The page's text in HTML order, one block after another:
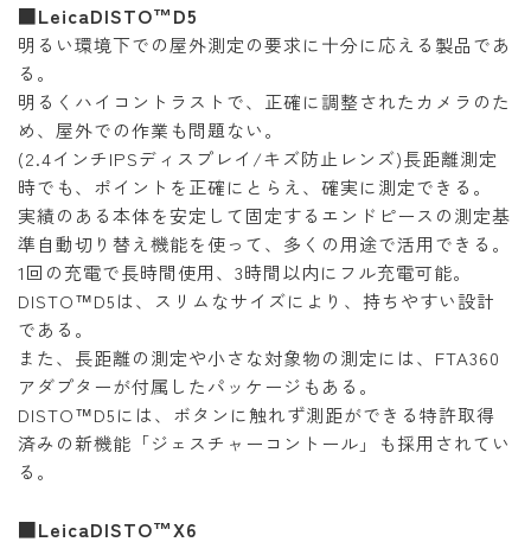
■LeicaDISTO™D5
明るい環境下での屋外測定の要求に十分に応える製品であ
る。
明るくハイコントラストで、正確に調整されたカメラのた
め、屋外での作業も問題ない。
(2.4インチIPSディスプレイ/キズ防止レンズ)長距離測定
時でも、ポイントを正確にとらえ、確実に測定できる。
実績のある本体を安定して固定するエンドピースの測定基
準自動切り替え機能を使って、多くの用途で活用できる。
1回の充電で長時間使用、3時間以内にフル充電可能。
DISTO™D5は、スリムなサイズにより、持ちやすい設計
である。
また、長距離の測定や小さな対象物の測定には、FTA360
アダプターが付属したパッケージもある。
DISTO™D5には、ボタンに触れず測距ができる特許取得
済みの新機能「ジェスチャーコントール」も採用されてい
る。
■LeicaDISTO™X6